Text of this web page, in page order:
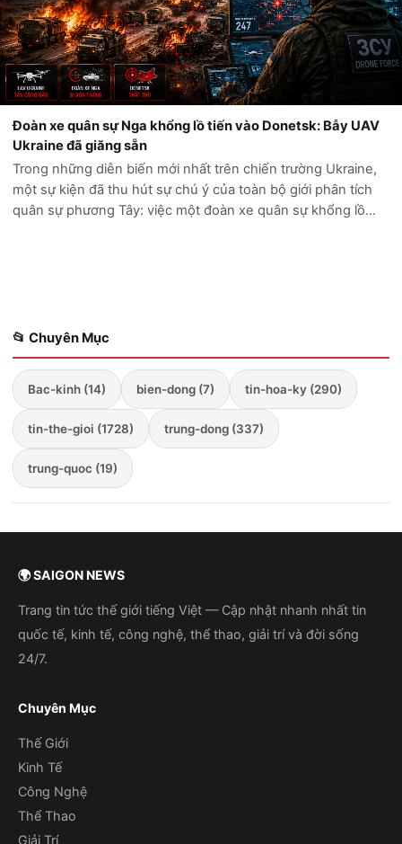
Đoàn xe quân sự Nga khổng lồ tiến vào Donetsk: Bẫy UAV
Ukraine đã giăng sẵn
Trong những diễn biến mới nhất trên chiến trường Ukraine,
một sự kiện đã thu hút sự chú ý của toàn bộ giới phân tích
quân sự phương Tây: việc một đoàn xe quân sự khổng lồ
📂 Chuyên Mục
Bac-kinh (14) bien-dong (7) tin-hoa-ky (290)
tin-the-gioi (1728) trung-dong (337)
trung-quoc (19)
🌍 SAIGON NEWS
Trang tin tức thế giới tiếng Việt — Cập nhật nhanh nhất tin
quốc tế, kinh tế, công nghệ, thể thao, giải trí và đời sống
24/7.
Chuyên Mục
Thế Giới
Kinh Tế
Công Nghệ
Thể Thao
Giải Trí